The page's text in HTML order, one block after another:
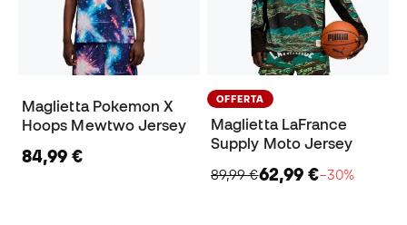
Maglietta Pokemon X
Hoops Mewtwo Jersey
84,99 €
OFFERTA
Maglietta LaFrance
Supply Moto Jersey
89,99 €62,99 €−30%